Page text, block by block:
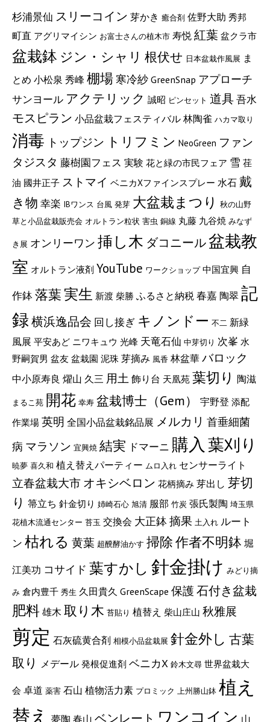
杉浦景仙 スリーコイン 芽かき 癒合剤 佐野大助 秀邦
町直 アグリマイシン お富士さんの植木市 寿悦 紅葉 盆クラ市
盆栽鉢 ジン・シャリ 根伏せ 日本盆栽作風展 ま
とめ 小松泉 秀峰 棚場寒冷紗GreenSnap アプローチ
サンヨール アクテリック 誠昭 ピンセット 道具吾水
モスピラン 小品盆栽フェスティバル 林陶雀 ハカマ取り
消毒 トップジン トリフミン NeoGreen ファン
タジスタ 藤樹園フェス 実験 花と緑の市民フェア 雪 荏
油 國井正子 ストマイ ベニカXファインスプレー 水石 戴
き物 幸楽 IBワンス 台風 発芽 大盆栽まつり 秋の山野
草と小品盆栽販売会 オルトラン粒状 害虫 銅線 丸藤 九谷焼 みなず
き展 オンリーワン 挿し木 ダコニール盆栽教
室 オルトラン液剤 YouTube ワークショップ 中国宜興 自
作鉢落葉 実生 新渡 柴勝 ふるさと納税春嘉 陶翠記
録横浜逸品会 回し接ぎ キノンドー 不二 新緑
風展 平安あど ニワキュウ 光峰 天竜石仙 中芽切り 次峯 水
野嗣賀男 盆友 盆栽園 泥珠 芽摘み 風香 林盆華 バロック
中小原寿良 燿山 久三 用土 飾り台 天凰苑 葉切り 陶滋
まるこ苑 開花 幸寿 盆栽博士（Gem） 宇野登 添配
作業場 英明 全国小品盆栽銘品展 メルカリ 首垂細菌
病 マラソン 宜興焼 結実 ドマーニ 購入 葉刈り
暁夢 喜久和 植え替えパーティー ムロ入れ センサーライト
立春盆栽大市 オキシベロン 花柄摘み 芽出し 芽切
り 箒立ち 針金切り 姉崎石心 旭清 服部 竹炭 張氏製陶 埼玉県
花植木流通センター 苔玉 交換会 大正鉢摘果 土入れ ルート
ン 枯れる 黄葉 超醗酵油かす 掃除作者不明鉢 堀
江美功 コサイド 葉すかし 針金掛け みどり摘
み 倉内豊千 秀生 久田貴久 GreenScape 保護 石付き盆栽
肥料 雄木 取り木 苔貼り 植替え 柴山庄山 秋雅展
剪定 石灰硫黄合剤 相模小品盆栽展 針金外し 古葉
取り
メデール 発根促進剤 ベニカX 鈴木文尋 世界盆栽大
会 卓道 薬害 石山 植物活力素 プロミック 上州勝山鉢 植え
替え
夢陶 春山 ベンレート ワンコイン 山